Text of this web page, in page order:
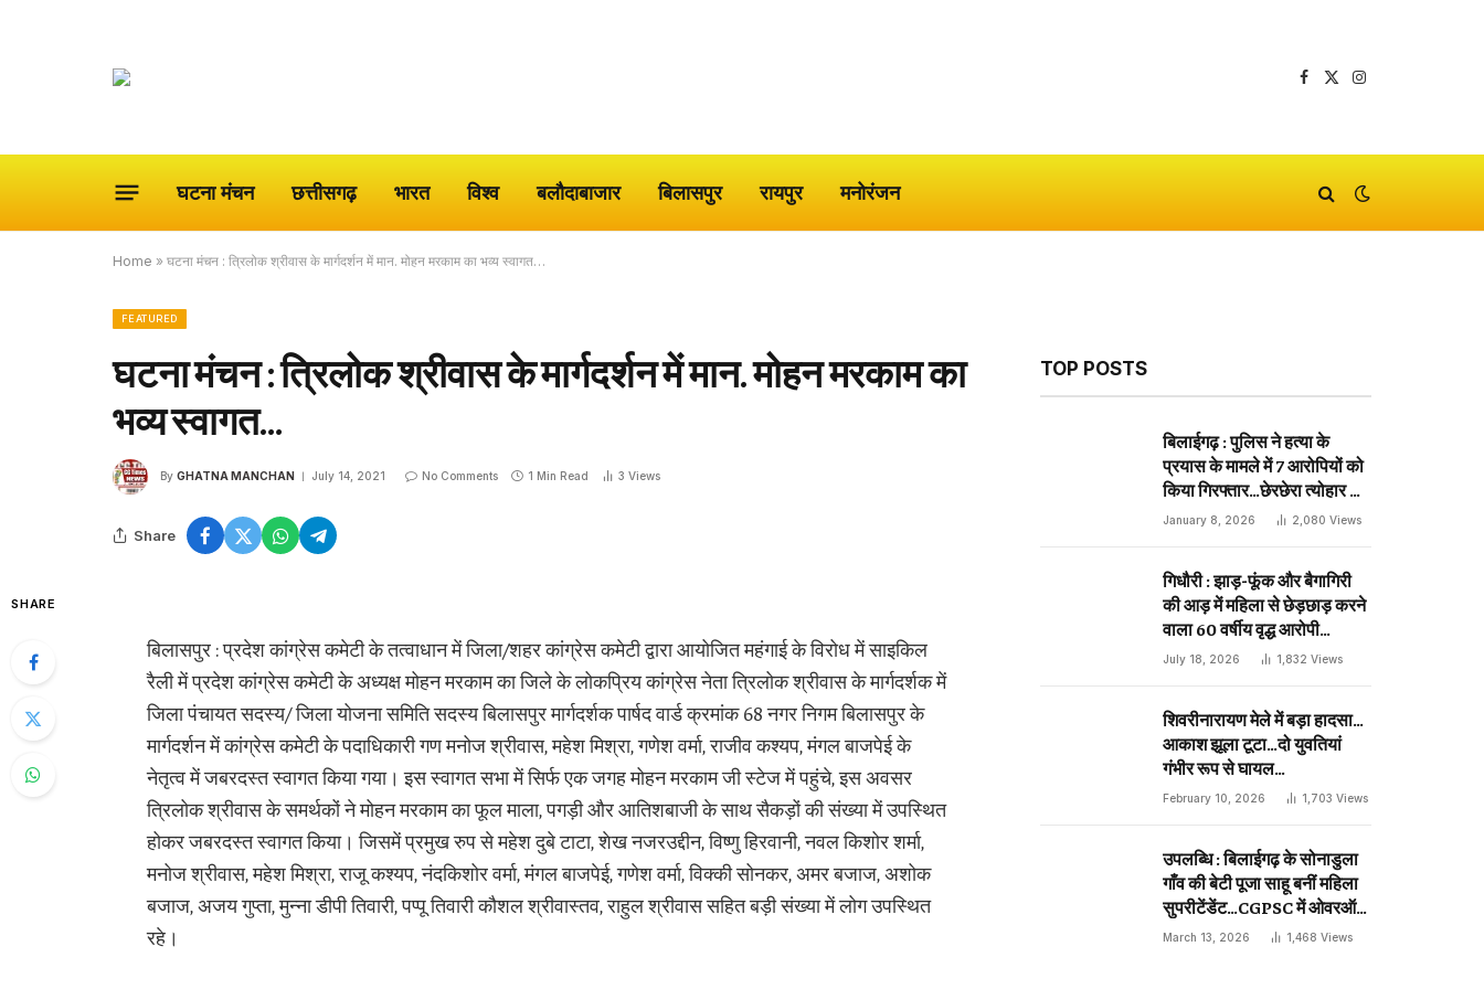
Facebook
X
Instagram
घटना मंचन छत्तीसगढ़ भारत विश्व बलौदाबाजार बिलासपुर रायपुर मनोरंजन
Home » घटना मंचन : त्रिलोक श्रीवास के मार्गदर्शन में मान. मोहन मरकाम का भव्य स्वागत…
FEATURED
घटना मंचन : त्रिलोक श्रीवास के मार्गदर्शन में मान. मोहन मरकाम का
भव्य स्वागत…
By GHATNA MANCHAN July 14, 2021 No Comments 1 Min Read 3 Views
Share
SHARE
बिलासपुर : प्रदेश कांग्रेस कमेटी के तत्वाधान में जिला/शहर कांग्रेस कमेटी द्वारा आयोजित महंगाई के विरोध में साइकिल
रैली में प्रदेश कांग्रेस कमेटी के अध्यक्ष मोहन मरकाम का जिले के लोकप्रिय कांग्रेस नेता त्रिलोक श्रीवास के मार्गदर्शक में
जिला पंचायत सदस्य/ जिला योजना समिति सदस्य बिलासपुर मार्गदर्शक पार्षद वार्ड क्रमांक 68 नगर निगम बिलासपुर के
मार्गदर्शन में कांग्रेस कमेटी के पदाधिकारी गण मनोज श्रीवास, महेश मिश्रा, गणेश वर्मा, राजीव कश्यप, मंगल बाजपेई के
नेतृत्व में जबरदस्त स्वागत किया गया। इस स्वागत सभा में सिर्फ एक जगह मोहन मरकाम जी स्टेज में पहुंचे, इस अवसर
त्रिलोक श्रीवास के समर्थकों ने मोहन मरकाम का फूल माला, पगड़ी और आतिशबाजी के साथ सैकड़ों की संख्या में उपस्थित
होकर जबरदस्त स्वागत किया। जिसमें प्रमुख रुप से महेश दुबे टाटा, शेख नजरउद्दीन, विष्णु हिरवानी, नवल किशोर शर्मा,
मनोज श्रीवास, महेश मिश्रा, राजू कश्यप, नंदकिशोर वर्मा, मंगल बाजपेई, गणेश वर्मा, विक्की सोनकर, अमर बजाज, अशोक
बजाज, अजय गुप्ता, मुन्ना डीपी तिवारी, पप्पू तिवारी कौशल श्रीवास्तव, राहुल श्रीवास सहित बड़ी संख्या में लोग उपस्थित
रहे।
TOP POSTS
बिलाईगढ़ : पुलिस ने हत्या के
प्रयास के मामले में 7 आरोपियों को
किया गिरफ्तार…छेरछेरा त्योहार के
दिन प्राणघातक हमले को दिया था
January 8, 2026 2,080 Views
गिधौरी : झाड़-फूंक और बैगागिरी
की आड़ में महिला से छेड़छाड़ करने
वाला 60 वर्षीय वृद्ध आरोपी
गिरफ्तार…
July 18, 2026 1,832 Views
शिवरीनारायण मेले में बड़ा हादसा…
आकाश झूला टूटा…दो युवतियां
गंभीर रूप से घायल…
February 10, 2026 1,703 Views
उपलब्धि : बिलाईगढ़ के सोनाडुला
गाँव की बेटी पूजा साहू बनीं महिला
सुपरीटेंडेंट…CGPSC में ओवरऑल
19 वीं रैंक…
March 13, 2026 1,468 Views